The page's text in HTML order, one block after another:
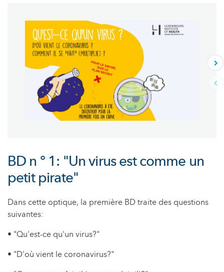
BD n ° 1: "Un virus est comme un
petit pirate"
Dans cette optique, la première BD traite des questions
suivantes:
• "Qu'est-ce qu'un virus?"
• "D'où vient le coronavirus?"